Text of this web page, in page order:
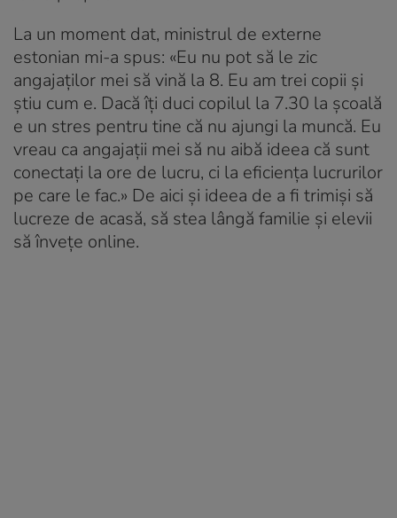
La un moment dat, ministrul de externe
estonian mi-a spus: «Eu nu pot să le zic
angajaților mei să vină la 8. Eu am trei copii și
știu cum e. Dacă îți duci copilul la 7.30 la școală
e un stres pentru tine că nu ajungi la muncă. Eu
vreau ca angajații mei să nu aibă ideea că sunt
conectați la ore de lucru, ci la eficiența lucrurilor
pe care le fac.» De aici și ideea de a fi trimiși să
lucreze de acasă, să stea lângă familie și elevii
să învețe online.